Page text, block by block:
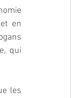
en
qui
les